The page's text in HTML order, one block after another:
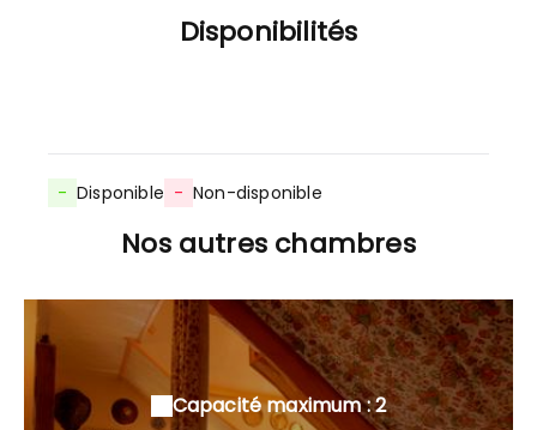
Disponibilités
- Disponible - Non-disponible
Nos autres chambres
Capacité maximum : 2